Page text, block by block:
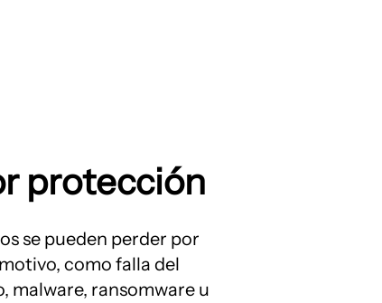
protección
se pueden perder por
como falla del
malware, ransomware u